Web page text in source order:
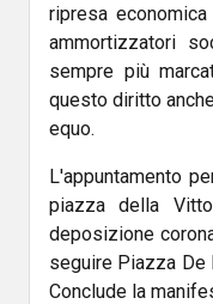
ripresa
ammortizzatori
sempre più
questo diritto
equo.
L'appuntamento
piazza della
deposizione
seguire Piazza De
Conclude la